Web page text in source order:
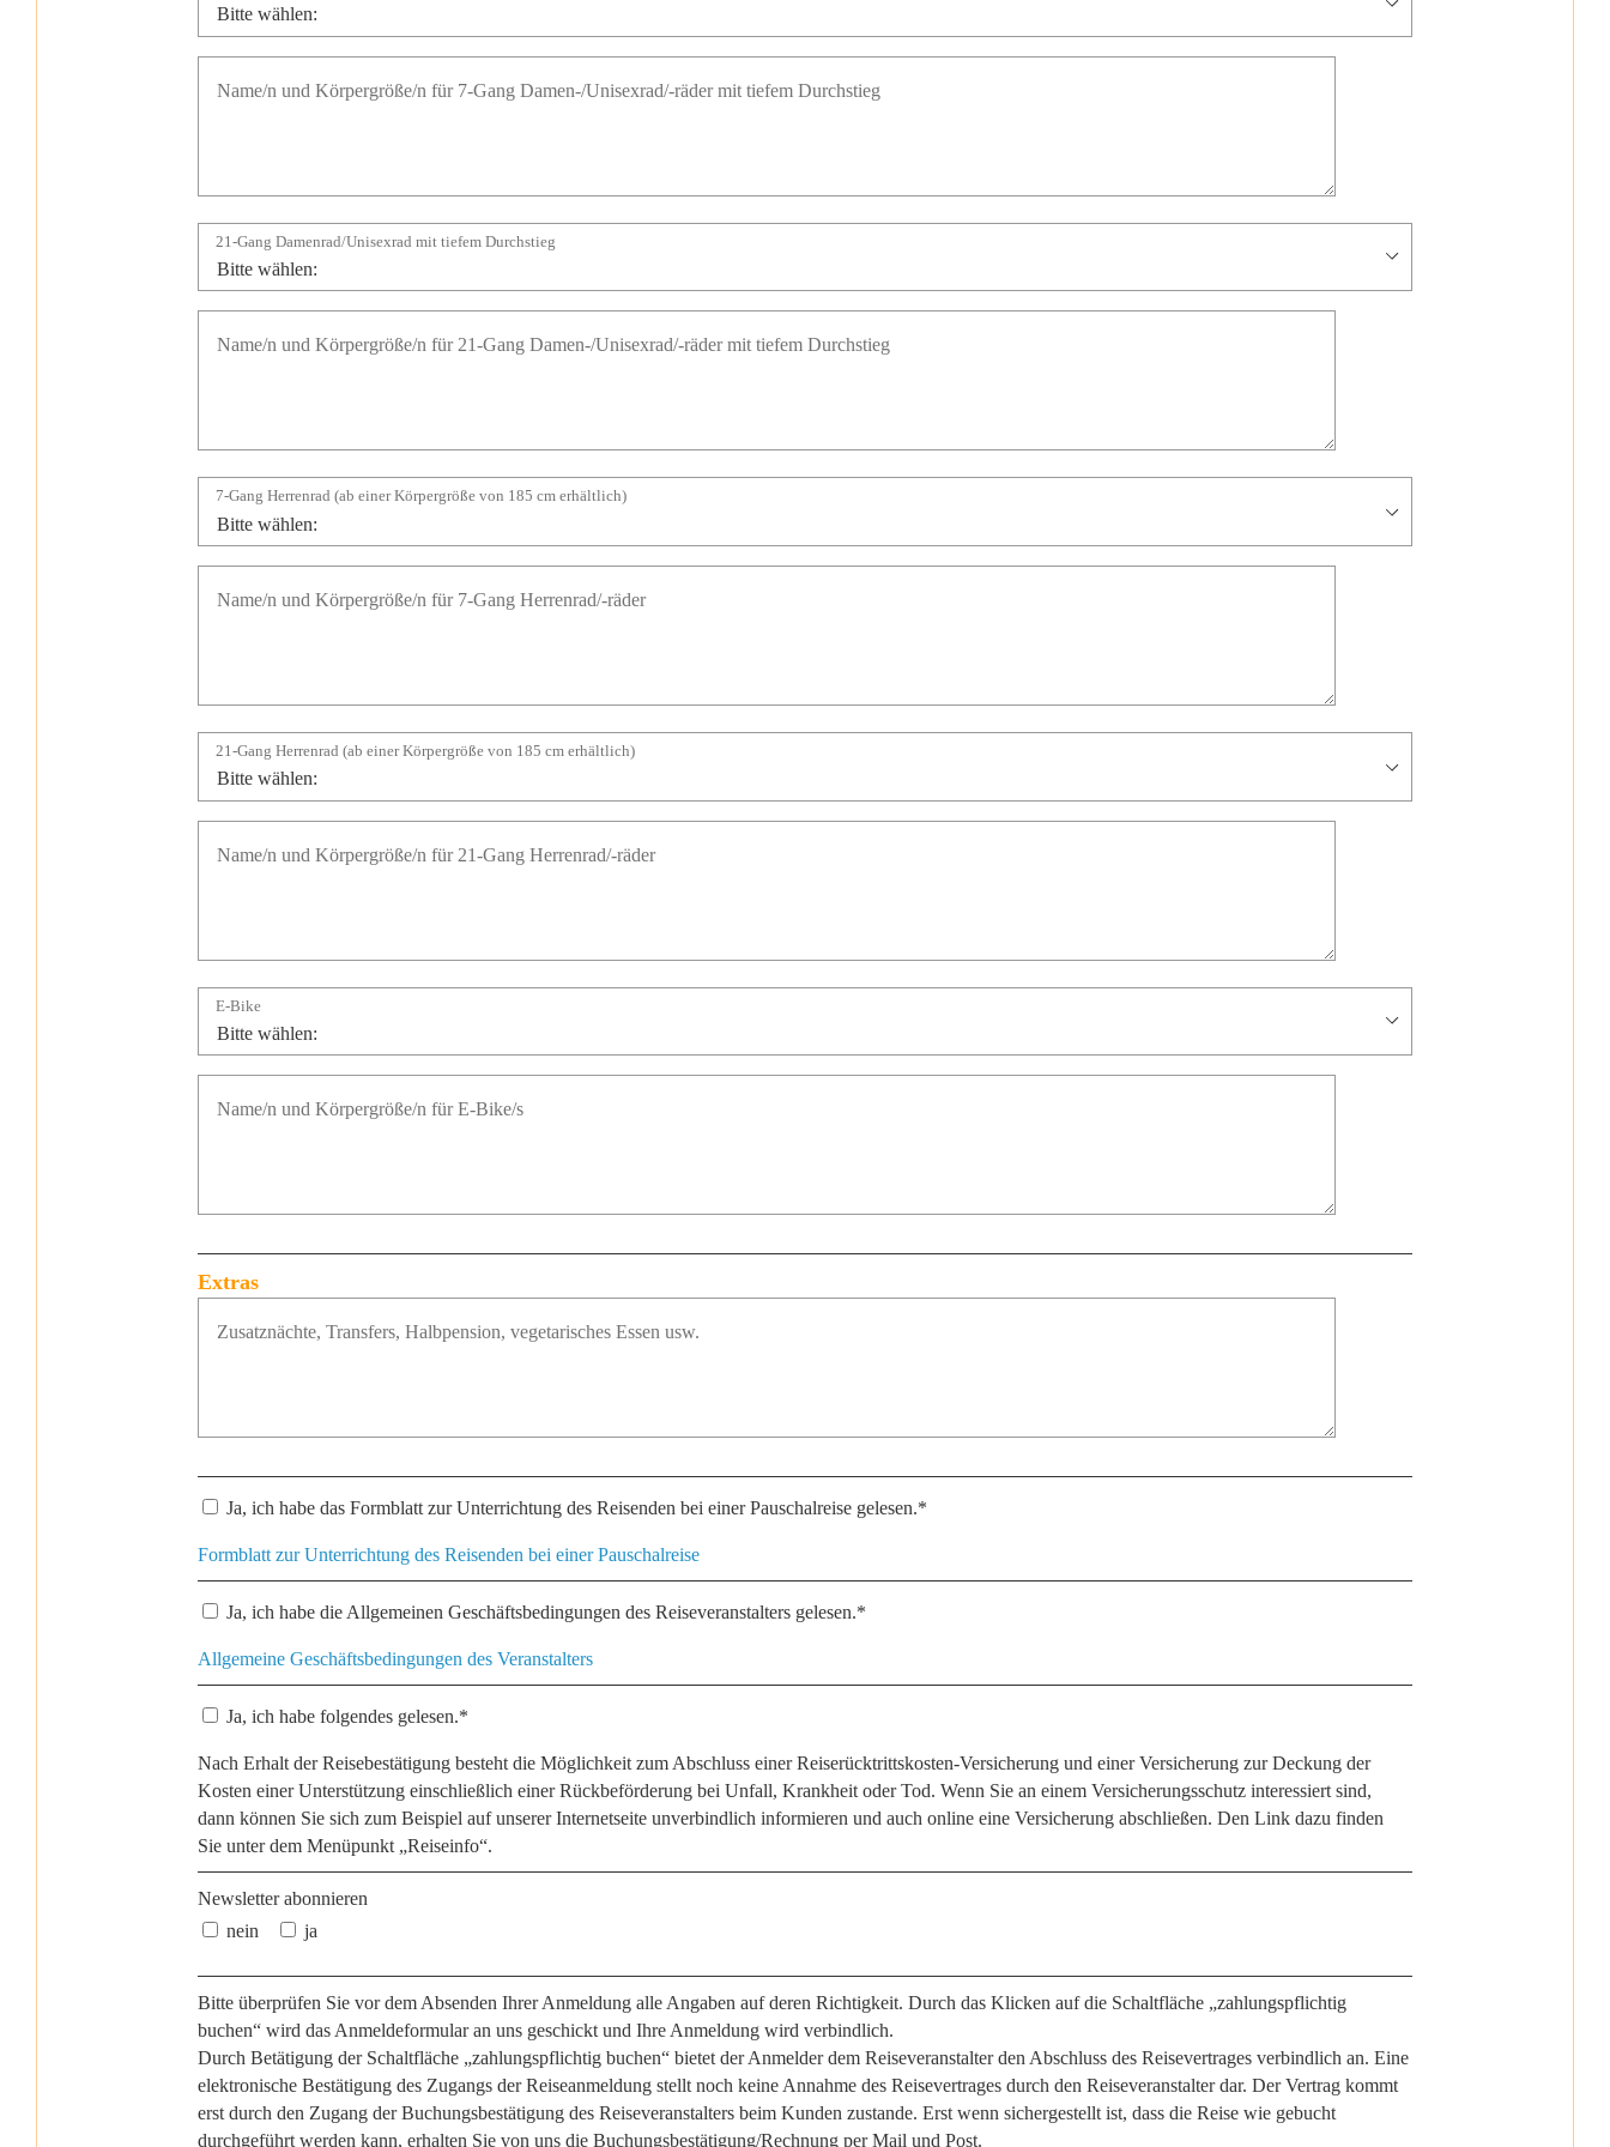
21-Gang Damenrad/Unisexrad mit tiefem Durchstieg
7-Gang Herrenrad (ab einer Körpergröße von 185 cm erhältlich)
21-Gang Herrenrad (ab einer Körpergröße von 185 cm erhältlich)
E-Bike
Extras
Ja, ich habe das Formblatt zur Unterrichtung des Reisenden bei einer Pauschalreise gelesen.*
Formblatt zur Unterrichtung des Reisenden bei einer Pauschalreise
Ja, ich habe die Allgemeinen Geschäftsbedingungen des Reiseveranstalters gelesen.*
Allgemeine Geschäftsbedingungen des Veranstalters
Ja, ich habe folgendes gelesen.*
Nach Erhalt der Reisebestätigung besteht die Möglichkeit zum Abschluss einer Reiserücktrittskosten-Versicherung und einer Versicherung zur Deckung der
Kosten einer Unterstützung einschließlich einer Rückbeförderung bei Unfall, Krankheit oder Tod. Wenn Sie an einem Versicherungsschutz interessiert sind,
dann können Sie sich zum Beispiel auf unserer Internetseite unverbindlich informieren und auch online eine Versicherung abschließen. Den Link dazu finden
Sie unter dem Menüpunkt „Reiseinfo“.
Newsletter abonnieren
nein
ja
Bitte überprüfen Sie vor dem Absenden Ihrer Anmeldung alle Angaben auf deren Richtigkeit. Durch das Klicken auf die Schaltfläche „zahlungspflichtig
buchen“ wird das Anmeldeformular an uns geschickt und Ihre Anmeldung wird verbindlich.
Durch Betätigung der Schaltfläche „zahlungspflichtig buchen“ bietet der Anmelder dem Reiseveranstalter den Abschluss des Reisevertrages verbindlich an. Eine
elektronische Bestätigung des Zugangs der Reiseanmeldung stellt noch keine Annahme des Reisevertrages durch den Reiseveranstalter dar. Der Vertrag kommt
erst durch den Zugang der Buchungsbestätigung des Reiseveranstalters beim Kunden zustande. Erst wenn sichergestellt ist, dass die Reise wie gebucht
durchgeführt werden kann, erhalten Sie von uns die Buchungsbestätigung/Rechnung per Mail und Post.